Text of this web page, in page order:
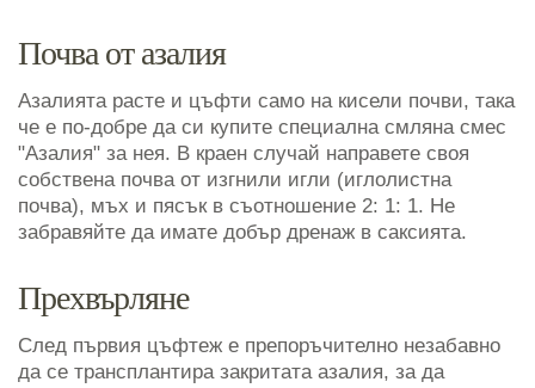
Почва от азалия
Азалията расте и цъфти само на кисели почви, така
че е по-добре да си купите специална смляна смес
"Азалия" за нея. В краен случай направете своя
собствена почва от изгнили игли (иглолистна
почва), мъх и пясък в съотношение 2: 1: 1. Не
забравяйте да имате добър дренаж в саксията.
Прехвърляне
След първия цъфтеж е препоръчително незабавно
да се трансплантира закритата азалия, за да